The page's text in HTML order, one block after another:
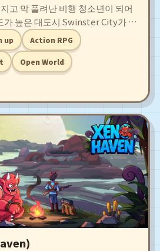
고 막 풀려난 비행 청소년이 되어
가 높은 대도시 Swinster City가 눈
니다. 정의를 구현하기 위해 싸우
나, 지하 범죄 세계에 들어가 사법
요.
up Action RPG
Open World